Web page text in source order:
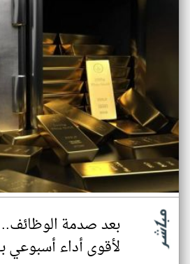
بعد صدمة
لأقوى أداء أسبوعي بـ7 أشهر